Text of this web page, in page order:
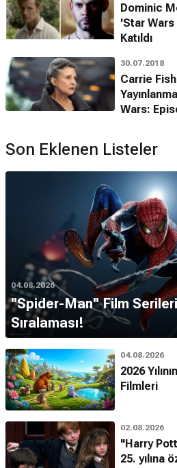
Dominic
'Star
Katıldı
30.07.2018
Carrie
Wars:
Son Eklenen Listeler
04.08.2026
''Spider-Man'' Film
Sıralaması!
04.08.2026
2026
Filmleri
02.08.2026
"Harry
25. yılına